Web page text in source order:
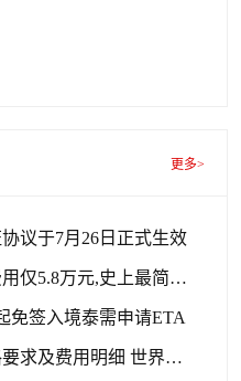
更多>
议于7月26日正式生效
仅5.8万元,史上最简单
免签入境泰需申请ETA
求及费用明细 世界第